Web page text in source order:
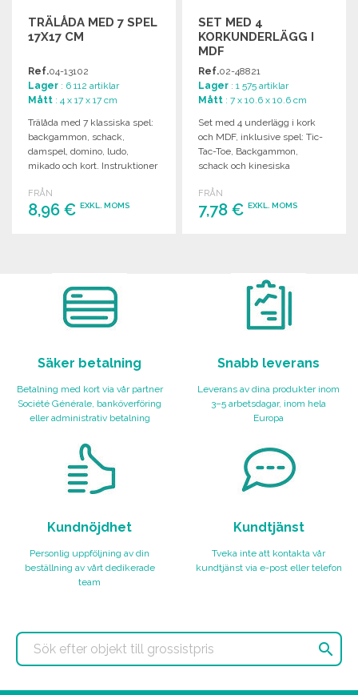
TRÄLÅDA MED 7 SPEL
17X17 CM
Ref.04-13102
Lager : 6 112 artiklar
Mått : 4 x 17 x 17 cm
Trälåda med 7 klassiska spel:
backgammon, schack,
damspel, domino, ludo,
mikado och kort. Instruktioner
FRÅN
8,96 € EXKL. MOMS
SET MED 4
KORKUNDERLÄGG I
MDF
Ref.02-48821
Lager : 1 575 artiklar
Mått : 7 x 10.6 x 10.6 cm
Set med 4 underlägg i kork
och MDF, inklusive spel: Tic-
Tac-Toe, Backgammon,
schack och kinesiska
FRÅN
7,78 €EXKL. MOMS
Säker betalning
Betalning med kort via vår partner
Société Générale, banköverföring
eller administrativ betalning
Snabb leverans
Leverans av dina produkter inom
3–5 arbetsdagar, inom hela
Europa
Kundnöjdhet
Personlig uppföljning av din
beställning av vårt dedikerade
team
Kundtjänst
Tveka inte att kontakta vår
kundtjänst via e-post eller telefon
